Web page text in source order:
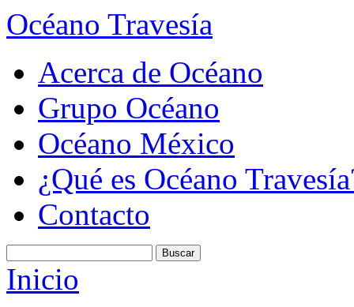
Océano Travesía
Acerca de Océano
Grupo Océano
Océano México
¿Qué es Océano
Contacto
Inicio